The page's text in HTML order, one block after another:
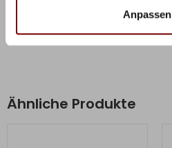
Anpassen
Ähnliche Produkte